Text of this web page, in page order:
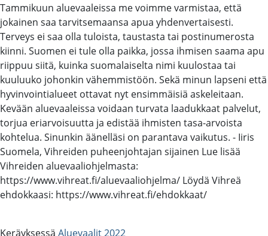
Tammikuun aluevaaleissa me voimme varmistaa, että
jokainen saa tarvitsemaansa apua yhdenvertaisesti.
Terveys ei saa olla tuloista, taustasta tai postinumerosta
kiinni. Suomen ei tule olla paikka, jossa ihmisen saama apu
riippuu siitä, kuinka suomalaiselta nimi kuulostaa tai
kuuluuko johonkin vähemmistöön. Sekä minun lapseni että
hyvinvointialueet ottavat nyt ensimmäisiä askeleitaan.
Kevään aluevaaleissa voidaan turvata laadukkaat palvelut,
torjua eriarvoisuutta ja edistää ihmisten tasa-arvoista
kohtelua. Sinunkin äänelläsi on parantava vaikutus. - Iiris
Suomela, Vihreiden puheenjohtajan sijainen Lue lisää
Vihreiden aluevaaliohjelmasta:
https://www.vihreat.fi/aluevaaliohjelma/ Löydä Vihreä
ehdokkaasi: https://www.vihreat.fi/ehdokkaat/
Keräyksessä Aluevaalit 2022